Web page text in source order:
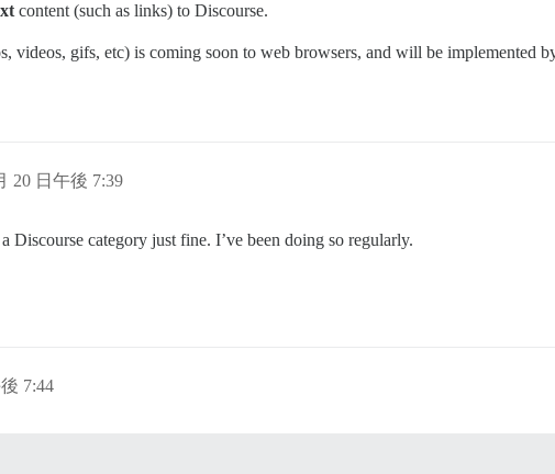
content (such as links) to Discourse.
videos, gifs, etc) is coming soon to web browsers, and will be implemented
20 日午後 7:39
Discourse category just fine. I’ve been doing so regularly.
7:44